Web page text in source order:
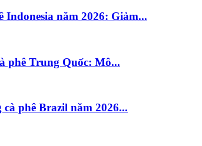
Indonesia năm 2026: Giảm...
phê Trung Quốc: Mô...
phê Brazil năm 2026...